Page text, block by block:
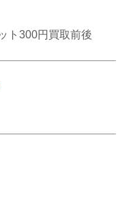
ト300円買取前後